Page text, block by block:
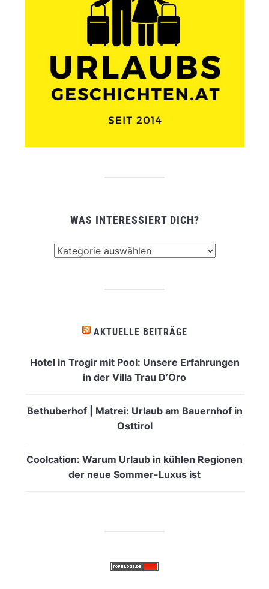
WAS INTERESSIERT DICH?
AKTUELLE BEITRÄGE
Hotel in Trogir mit Pool: Unsere Erfahrungen
in der Villa Trau D’Oro
Bethuberhof | Matrei: Urlaub am Bauernhof in
Osttirol
Coolcation: Warum Urlaub in kühlen Regionen
der neue Sommer-Luxus ist